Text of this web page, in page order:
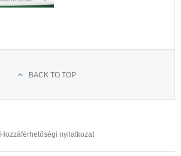
BACK TO TOP
Hozzáférhetőségi nyilatkozat